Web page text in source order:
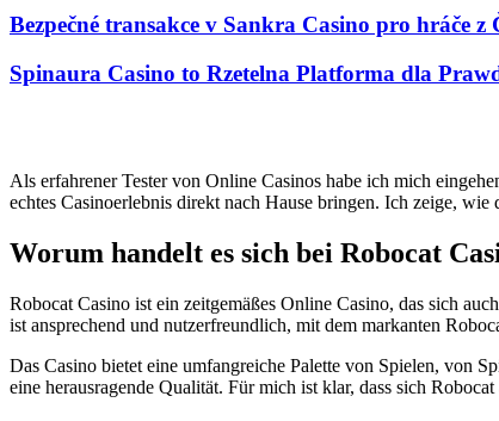
Bezpečné transakce v Sankra Casino pro hráče z
Spinaura Casino to Rzetelna Platforma dla
Als erfahrener Tester von Online Casinos habe ich mich
echtes Casinoerlebnis direkt nach Hause bringen. Ich zeige,
Worum handelt es sich bei Robocat
Robocat Casino ist ein zeitgemäßes Online Casino, das sich
ist ansprechend und nutzerfreundlich, mit dem markanten
Das Casino bietet eine umfangreiche Palette von Spielen, von
eine herausragende Qualität. Für mich ist klar, dass sich